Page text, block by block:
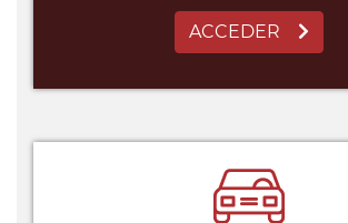
ACCEDER